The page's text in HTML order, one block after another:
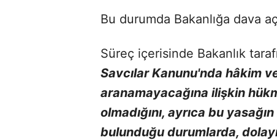
Bu durumda Bakanlığa dava
Süreç içerisinde Bakanlık
Savcılar Kanunu'nda hâkim
aranamayacağına ilişkin
olmadığını, ayrıca bu
bulunduğu durumlarda,